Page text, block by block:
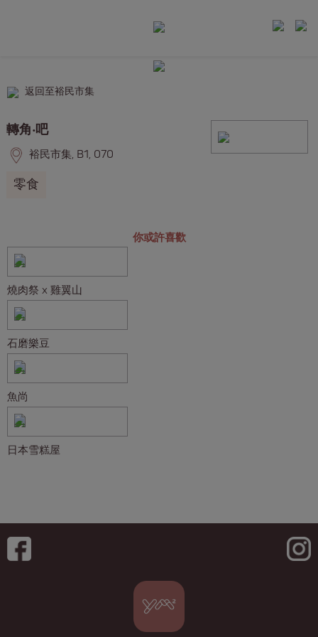
返回至裕民市集
轉角‧吧
裕民市集, B1, 070
零食
你或許喜歡
燒肉祭 x 雞翼山
石磨樂豆
魚尚
日本雪糕屋